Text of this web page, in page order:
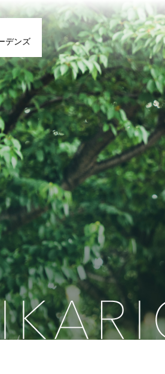
デンズ
デンズ
Green Community
グリーンコミュニ
Access
都営大江戸線始発駅
Limited
エントリー者様限定
来場予約
デンズ
物件エントリーはこちら
本物件の資料等をお届けいたします。